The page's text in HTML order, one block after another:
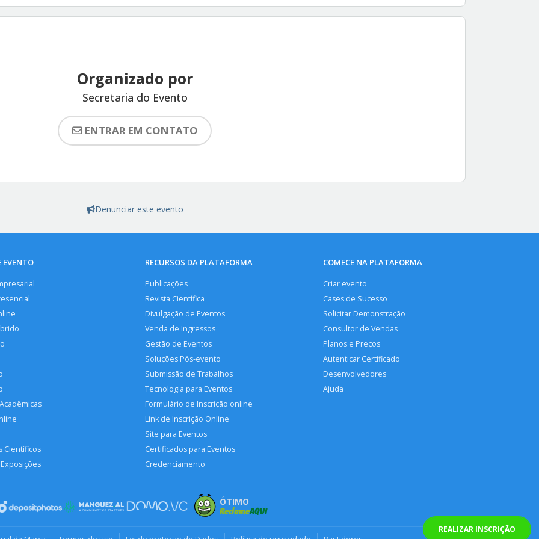
REALIZAR INSCRIÇÃO
Organizado por
Secretaria do Evento
ENTRAR EM CONTATO
Denunciar este evento
EVENTO
Científicos
RECURSOS DA PLATAFORMA
Publicações
Revista Científica
Divulgação de Eventos
Venda de Ingressos
Gestão de Eventos
Soluções Pós-evento
Submissão de Trabalhos
Tecnologia para Eventos
Formulário de Inscrição online
Link de Inscrição Online
Site para Eventos
Certificados para Eventos
Credenciamento
COMECE NA PLATAFORMA
Criar evento
Cases de Sucesso
Solicitar Demonstração
Consultor de Vendas
Planos e Preços
Autenticar Certificado
Desenvolvedores
Ajuda
ÓTIMO